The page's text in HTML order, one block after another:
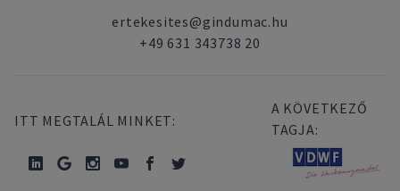
ertekesites@gindumac.hu
+49 631 343738 20
ITT MEGTALÁL MINKET:
A KÖVETKEZŐ
TAGJA: